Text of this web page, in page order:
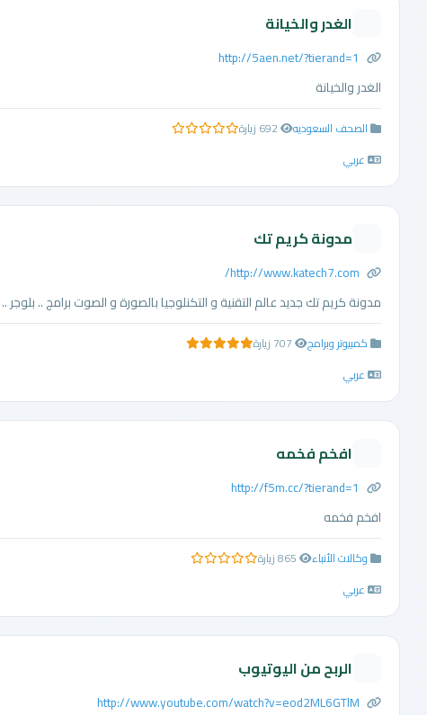
الغدر والخيانة
http://5aen.net/?tierand=1
الغدر والخيانة
الصحف السعوديه 0.0 من 5 نجوم
عربي
مدونة كريم تك
http://www.katech7.com/
مدونة كريم تك جديد عالم التقنية و التكنلوجيا بالصورة و الصوت برامج ..
كمبيوتر وبرامج 5.0 من 5 نجوم
عربي
افخم فخمه
http://f5m.cc/?tierand=1
افخم فخمه
وكالات الأنباء 0.0 من 5 نجوم
عربي
الربح من اليوتيوب
http://www.youtube.com/watch?v=eod2ML6GTlM